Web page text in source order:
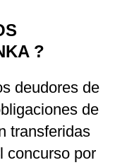
?
deudores de
de
transferidas
concurso por